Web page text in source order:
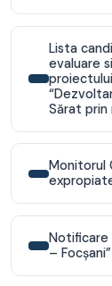
Lista
evaluare
Sărat
Monitorul
Notificare
– Focșani”